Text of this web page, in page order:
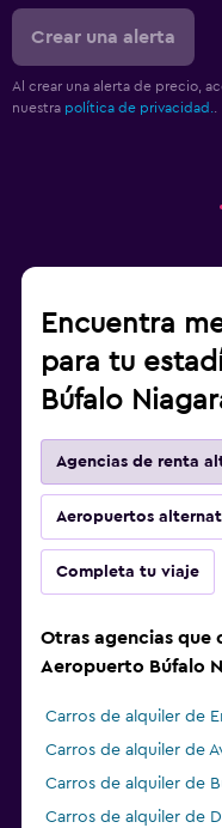
Crear una alerta
Al crear una alerta de precio,
nuestra política de privacidad..
Encuentra
para tu
Búfalo
Agencias de renta
Aeropuertos
Completa tu viaje
Otras agencias que
Aeropuerto Búfalo
Carros de alquiler de
Carros de alquiler de
Carros de alquiler de
Carros de alquiler de